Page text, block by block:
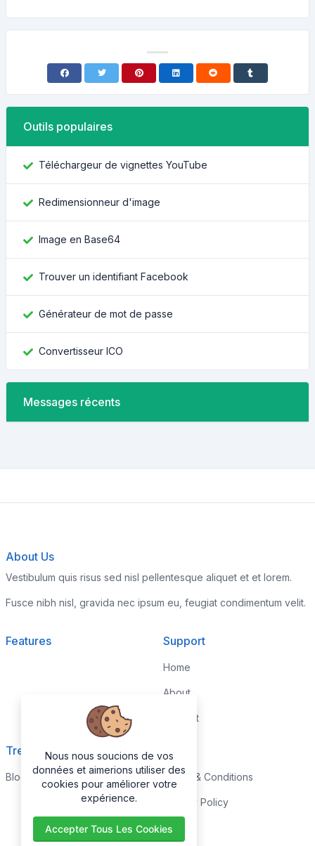
Outils populaires
Téléchargeur de vignettes YouTube
Redimensionneur d'image
Image en Base64
Trouver un identifiant Facebook
Générateur de mot de passe
Convertisseur ICO
Messages récents
About Us
Vestibulum quis risus sed nisl pellentesque aliquet et et lorem.
Fusce nibh nisl, gravida nec ipsum eu, feugiat condimentum velit.
Features Support
Home
About
Contact
Trending
Blog
Legal
Terms & Conditions
Privacy Policy
Nous nous soucions de vos
données et aimerions utiliser des
cookies pour améliorer votre
expérience.
Accepter Tous Les Cookies